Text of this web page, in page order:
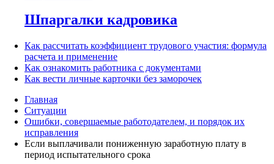
Шпаргалки кадровика
Как рассчитать коэффициент трудового участия: формула
расчета и применение
Как ознакомить работника с документами
Как вести личные карточки без заморочек
Главная
Ситуации
Ошибки, совершаемые работодателем, и порядок их
исправления
Если выплачивали пониженную заработную плату в
период испытательного срока